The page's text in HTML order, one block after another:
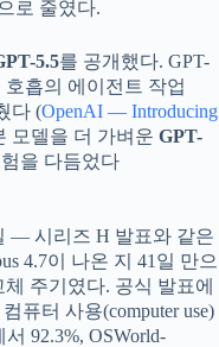
로 줄였다.
5.5를 공개했다. GPT-
흡의 에이전트 작업
다 (OpenAI — Introducing
모델을 더 가벼운 GPT-
을 다듬었다
— 시리즈 H 발표와 같은
4.7이 나온 지 41일 만으
주기였다. 공식 발표에
퓨터 사용(computer use)
92.3%, OSWorld-